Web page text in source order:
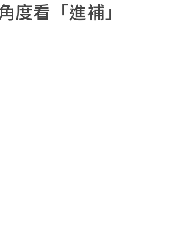
度看「進補」